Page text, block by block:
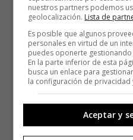
nuestros partners podemos
geolocalización. Lista de
Es posible que algunos
personales en virtud de un
puedes oponerte
En la parte inferior de esta
busca un enlace para
la configuración de privacidad
Aceptar y